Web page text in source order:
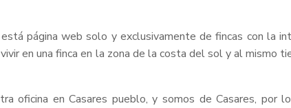
página web solo y exclusivamente de fincas con la
en una finca en la zona de la costa del sol y al mismo
oficina en Casares pueblo, y somos de Casares, por